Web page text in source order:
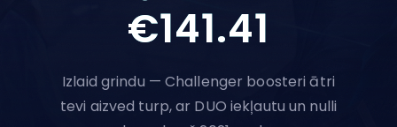
€141.41
Izlaid grindu — Challenger boosteri ātri
tevi aizved turp, ar DUO iekļautu un nulli